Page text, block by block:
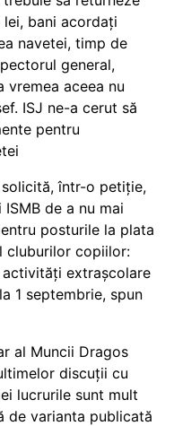
bani acordați
navetei, timp de
general,
vremea aceea nu
ISJ ne-a cerut să
pentru
într-o petiție,
de a nu mai
posturile la plata
cluburilor copiilor:
extrașcolare
1 septembrie, spun
al Muncii Dragos
discuții cu
lucrurile sunt mult
de varianta publicată